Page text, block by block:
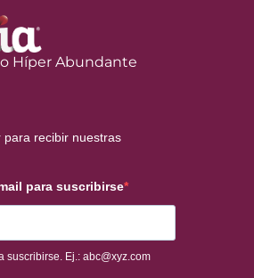
Híper Abundante
recibir nuestras
para suscribirse
suscribirse. Ej.: abc@xyz.com